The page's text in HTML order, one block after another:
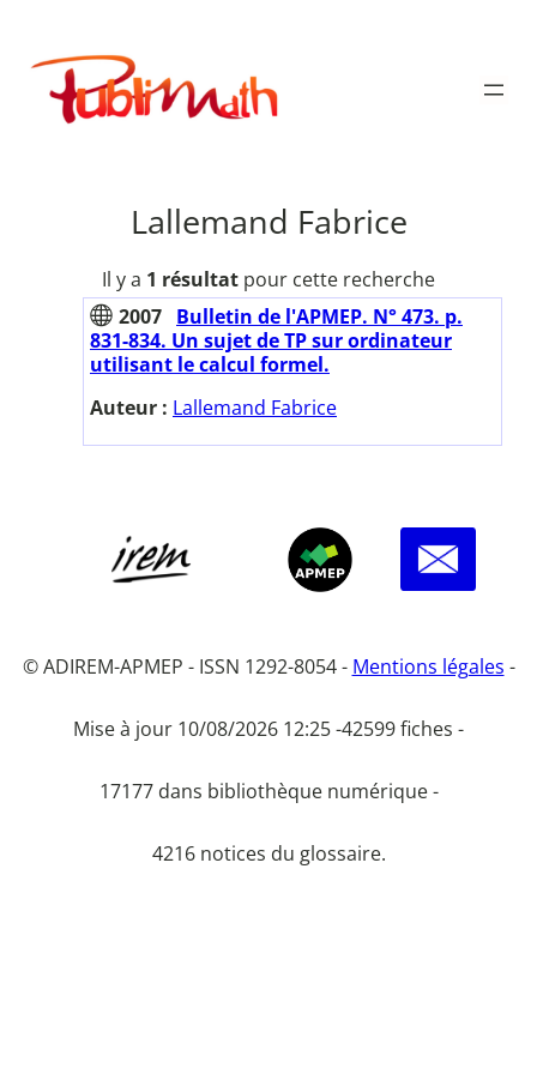
contenu
Publimath
Lallemand Fabrice
Il y a 1 résultat pour cette recherche
2007 Bulletin de l'APMEP. N° 473. p.
831-834. Un sujet de TP sur ordinateur
utilisant le calcul formel.
Auteur : Lallemand Fabrice
© ADIREM-APMEP - ISSN 1292-8054 - Mentions légales -
Mise à jour 10/08/2026 12:25 -42599 fiches -
17177 dans bibliothèque numérique -
4216 notices du glossaire.